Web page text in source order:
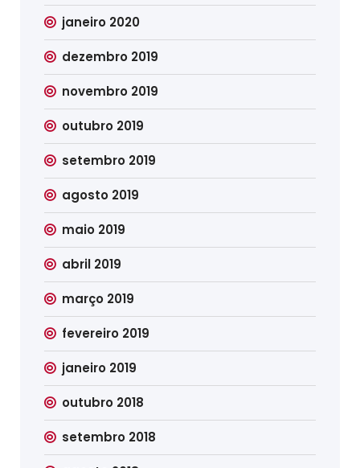
janeiro 2020
dezembro 2019
novembro 2019
outubro 2019
setembro 2019
agosto 2019
maio 2019
abril 2019
março 2019
fevereiro 2019
janeiro 2019
outubro 2018
setembro 2018